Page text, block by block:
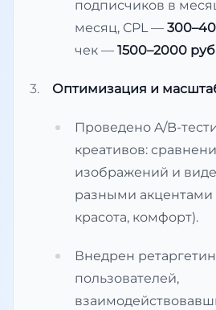
подписчиков в
месяц, CPL —
чек — 1500–2000
Оптимизация и
Проведено A/B-
креативов:
изображений и
разными акцентами
красота, комфорт).
Внедрен
пользователей,